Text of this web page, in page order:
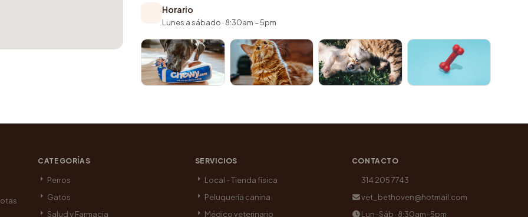
Horario
Lunes a sábado · 8:30am – 5pm
CATEGORÍAS
Perros
Gatos
Salud y Farmacia
SERVICIOS
Local - Tienda física
Peluquería canina
Médico veterinario
CONTACTO
314 205 7743
vet_bethoven@hotmail.com
Lun–Sáb · 8:30am–5pm